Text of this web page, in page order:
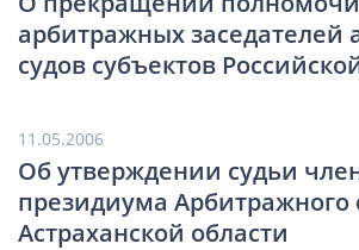
арбитражных заседателей
судов субъектов
11.05.2006
Об утверждении судьи
президиума Арбитражного
Астраханской области